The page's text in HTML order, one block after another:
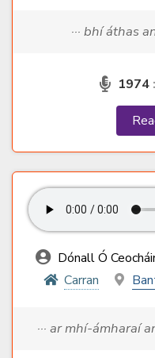
··· bhí áthas
1974 :
Dónall Ó
Carran
··· ar mhí-ámharaí